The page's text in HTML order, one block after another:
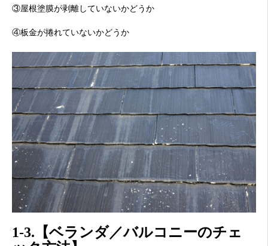
③屋根塗膜が剥離していないかどうか
④板金が捲れていないかどうか
1-3.【ベランダ／バルコニーのチェ